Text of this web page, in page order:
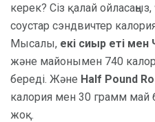
керек? Сіз қалай
соустар сэндвичтер
Мысалы, екі сиыр еті
және майонымен 740
береді. Және Half Pound
калория мен 30 грамм май
жоқ.